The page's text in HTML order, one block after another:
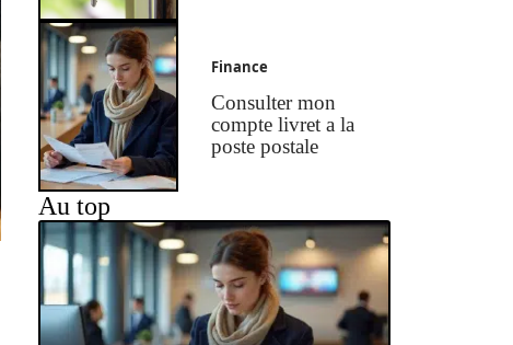
Finance
Consulter mon
compte livret a la
poste postale
Au top